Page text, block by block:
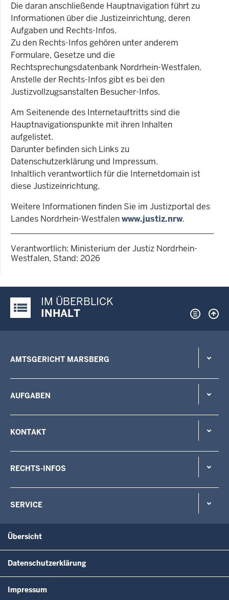
Die daran anschließende Hauptnavigation führt zu
Informationen über die Justizeinrichtung, deren
Aufgaben und Rechts-Infos.
Zu den Rechts-Infos gehören unter anderem
Formulare, Gesetze und die
Rechtsprechungsdatenbank Nordrhein-Westfalen.
Anstelle der Rechts-Infos gibt es bei den
Justizvollzugsanstalten Besucher-Infos.
Am Seitenende des Internetauftritts sind die
Hauptnavigationspunkte mit ihren Inhalten
aufgelistet.
Darunter befinden sich Links zu
Datenschutzerklärung und Impressum.
Inhaltlich verantwortlich für die Internetdomain ist
diese Justizeinrichtung.
Weitere Informationen finden Sie im Justizportal des
Landes Nordrhein-Westfalenwww.justiz.nrw.
Verantwortlich: Ministerium der Justiz Nordrhein-
Westfalen, Stand: 2026
Justiz-Portal im Überblick:
IM ÜBERBLICK
INHALT
AMTSGERICHT MARSBERG
AUFGABEN
KONTAKT
RECHTS-INFOS
SERVICE
Übersicht
Datenschutzerklärung
Impressum